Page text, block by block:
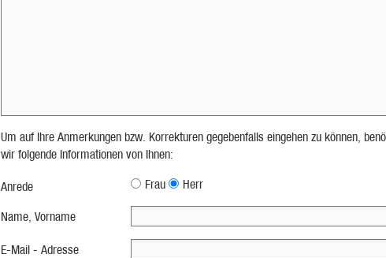
Um auf Ihre Anmerkungen bzw. Korrekturen gegebenfalls eingehen zu können,
wir folgende Informationen von Ihnen:
Anrede Frau Herr
Name, Vorname
E-Mail - Adresse